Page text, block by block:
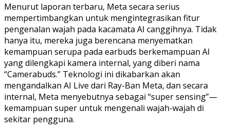
Menurut laporan terbaru, Meta secara serius
mempertimbangkan untuk mengintegrasikan fitur
pengenalan wajah pada kacamata AI canggihnya. Tidak
hanya itu, mereka juga berencana menyematkan
kemampuan serupa pada earbuds berkemampuan AI
yang dilengkapi kamera internal, yang diberi nama
“Camerabuds.” Teknologi ini dikabarkan akan
mengandalkan AI Live dari Ray-Ban Meta, dan secara
internal, Meta menyebutnya sebagai “super sensing”—
kemampuan super untuk mengenali wajah-wajah di
sekitar pengguna.